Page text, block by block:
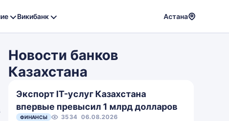
Викибанк Астана
Новости банков
Казахстана
Экспорт IT-услуг Казахстана
впервые превысил 1 млрд долларов
ФИНАНСЫ 3534 06.08.2026